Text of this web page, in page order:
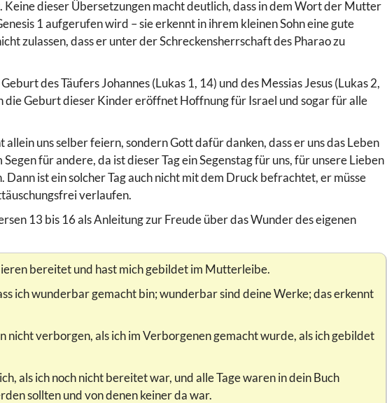
Keine dieser Übersetzungen macht deutlich, dass in dem Wort der Mutter
1 aufgerufen wird – sie erkennt in ihrem kleinen Sohn eine gute
zulassen, dass er unter der Schreckensherrschaft des Pharao zu
des Täufers Johannes (Lukas 1, 14) und des Messias Jesus (Lukas 2,
die Geburt dieser Kinder eröffnet Hoffnung für Israel und sogar für alle
uns selber feiern, sondern Gott dafür danken, dass er uns das Leben
für andere, da ist dieser Tag ein Segenstag für uns, für unsere Lieben
Dann ist ein solcher Tag auch nicht mit dem Druck befrachtet, er müsse
verlaufen.
13 bis 16 als Anleitung zur Freude über das Wunder des eigenen
bereitet und hast mich gebildet im Mutterleibe.
ich wunderbar gemacht bin; wunderbar sind deine Werke; das erkennt
nicht verborgen, als ich im Verborgenen gemacht wurde, als ich gebildet
als ich noch nicht bereitet war, und alle Tage waren in dein Buch
sollten und von denen keiner da war.